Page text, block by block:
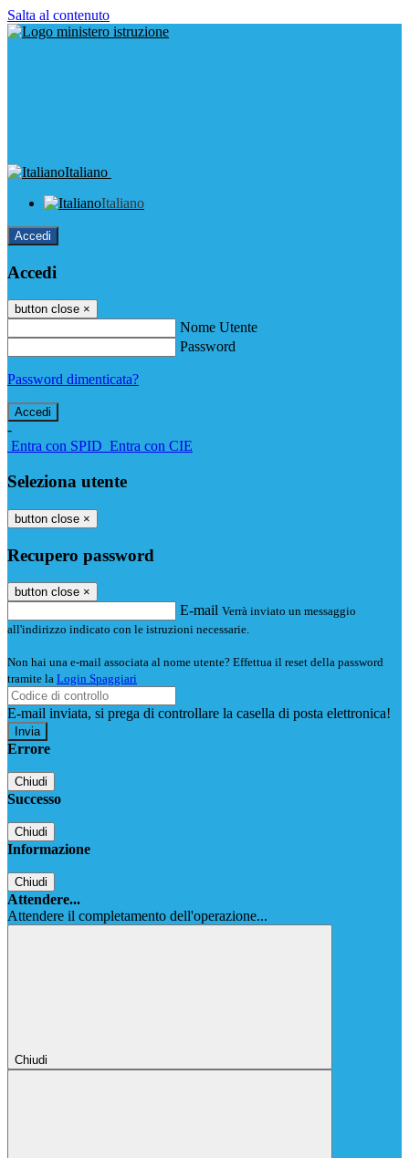
Salta al contenuto
Italiano
Italiano
Accedi
Accedi
button close ×
Nome Utente
Password
Password dimenticata?
-
Entra con SPID Entra con CIE
Seleziona utente
button close ×
Recupero password
button close ×
E-mail Verrà inviato un messaggio
all'indirizzo indicato con le istruzioni necessarie.
Non hai una e-mail associata al nome utente? Effettua il reset della password
tramite la Login Spaggiari
E-mail inviata, si prega di controllare la casella di posta elettronica!
Errore
Chiudi
Successo
Chiudi
Informazione
Chiudi
Attendere...
Attendere il completamento dell'operazione...
Chiudi